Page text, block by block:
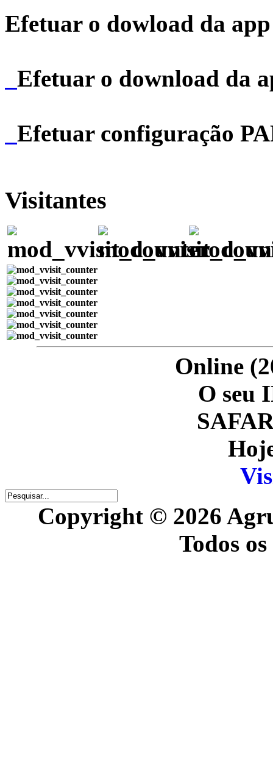
Efetuar o dowload da
Efetuar o download da
Efetuar configuração
Visitantes
Online
O seu
Copyright © 2026
Todos